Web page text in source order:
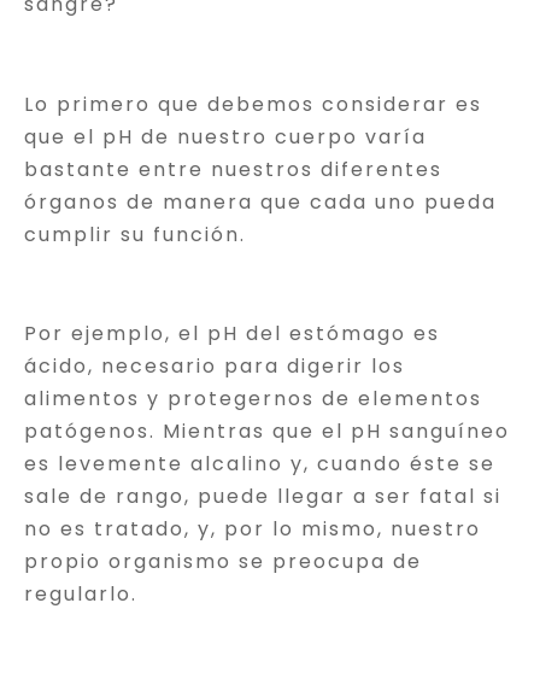
Lo primero que debemos considerar es
que el pH de nuestro cuerpo varía
bastante entre nuestros diferentes
órganos de manera que cada uno pueda
cumplir su función.
Por ejemplo, el pH del estómago es
ácido, necesario para digerir los
alimentos y protegernos de elementos
patógenos. Mientras que el pH sanguíneo
es levemente alcalino y, cuando éste se
sale de rango, puede llegar a ser fatal si
no es tratado, y, por lo mismo, nuestro
propio organismo se preocupa de
regularlo.